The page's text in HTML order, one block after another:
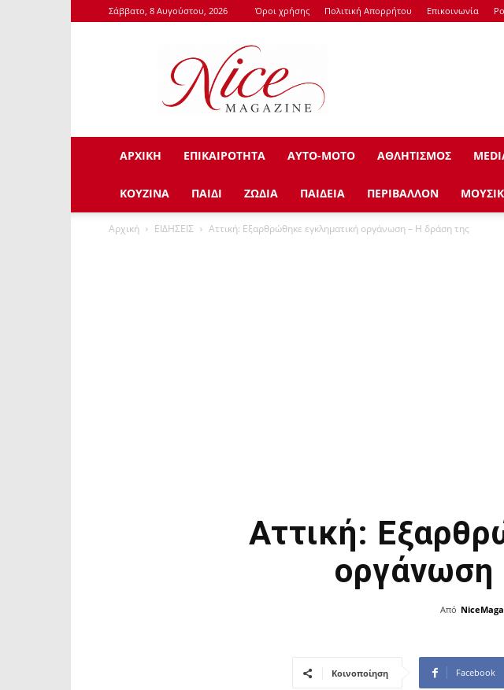
Σάββατο, 8 Αυγούστου, 2026 Όροι χρήσης Πολιτική Απορρήτου Επικοινωνία
NiceMagazine.Gr
ΑΡΧΙΚΗ ΕΠΙΚΑΙΡΟΤΗΤΑ ΑΥΤΟ-ΜΟΤΟ ΑΘΛΗΤΙΣΜΟΣ
ΚΟΥΖΙΝΑ ΠΑΙΔΙ ΖΩΔΙΑ ΠΑΙΔΕΙΑ ΠΕΡΙΒΑΛΛΟΝ
Αρχική ΕΙΔΗΣΕΙΣ Αττική: Εξαρθρώθηκε εγκληματική οργάνωση – Η δράση της
Αττική:
οργάνωση
Από
Κοινοποίηση Facebook